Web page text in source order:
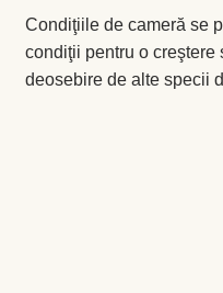
Condiţiile de cameră se
condiţii pentru o creştere
deosebire de alte specii